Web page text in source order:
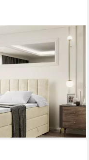
Matratze H4, H3
Doppelbett mit